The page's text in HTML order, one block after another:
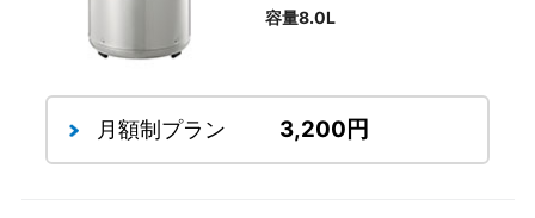
容量8.0L
月額制プラン 3,200円